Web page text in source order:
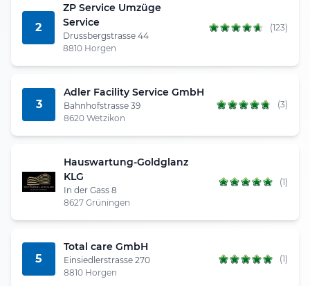
2
ZP Service Umzüge
Service
Drussbergstrasse 44
8810 Horgen
(123)
3
Adler Facility Service GmbH
Bahnhofstrasse 39
8620 Wetzikon
(3)
Hauswartung-Goldglanz
KLG
In der Gass 8
8627 Grüningen
(1)
5
Total care GmbH
Einsiedlerstrasse 270
8810 Horgen
(1)